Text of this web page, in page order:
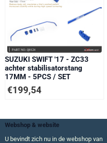
SUZUKI SWIFT '17 - ZC33
achter stabilisatorstang
17MM - 5PCS / SET
€199,54
Webshop & website
U bevindt zich nu in de webshop van